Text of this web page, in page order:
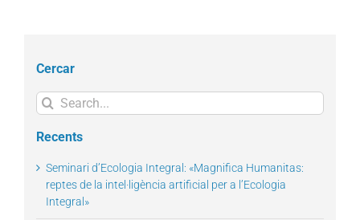
Cercar
Search
for:
Recents
Seminari d’Ecologia Integral: «Magnifica Humanitas:
reptes de la intel·ligència artificial per a l’Ecologia
Integral»